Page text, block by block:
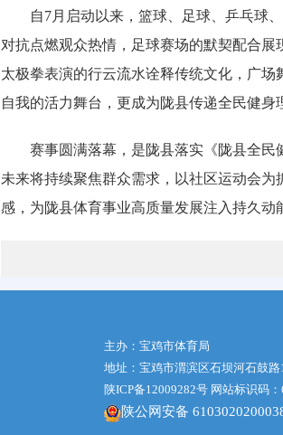
自7月启动以来，篮球、足球、乒乓球
对抗点燃观众热情，足球赛场的默契配合
太极拳表演的行云流水诠释传统文化，广
自我的活力舞台，更成为陇县传递全民健身
赛事圆满落幕，是陇县落实《陇县全民
未来将持续聚焦群众需求，以社区运动会
感，为陇县体育事业高质量发展注入持久动
主办：宝鸡市体育局
地址：宝鸡市渭滨区石坝河石鼓
陕ICP备12009282号 网站标识码
陕公网安备